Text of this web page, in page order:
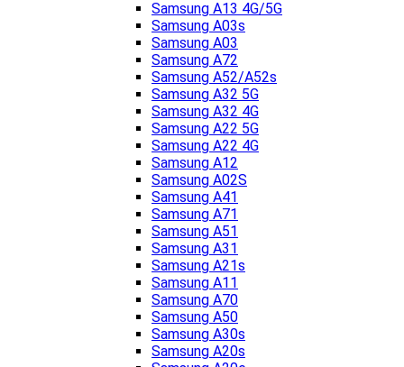
Samsung A13 4G/5G
Samsung A03s
Samsung A03
Samsung A72
Samsung A52/A52s
Samsung A32 5G
Samsung A32 4G
Samsung A22 5G
Samsung A22 4G
Samsung A12
Samsung A02S
Samsung A41
Samsung A71
Samsung A51
Samsung A31
Samsung A21s
Samsung A11
Samsung A70
Samsung A50
Samsung A30s
Samsung A20s